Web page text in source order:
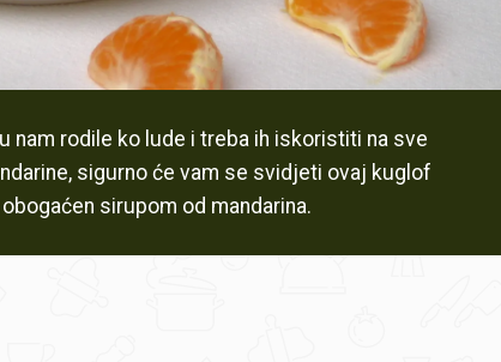
nam rodile ko lude i treba ih iskoristiti na sve
sigurno će vam se svidjeti ovaj kuglof
sirupom od mandarina.